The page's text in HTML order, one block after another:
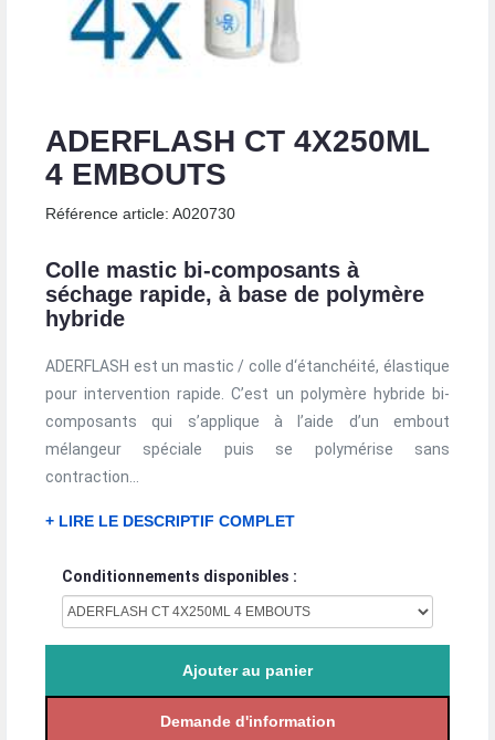
ADERFLASH CT 4X250ML
4 EMBOUTS
Référence article: A020730
Colle mastic bi-composants à
séchage rapide, à base de polymère
hybride
ADERFLASH est un mastic / colle d‘étanchéité, élastique
pour intervention rapide. C’est un polymère hybride bi-
composants qui s’applique à l’aide d’un embout
mélangeur spéciale puis se polymérise sans
contraction...
+ LIRE LE DESCRIPTIF COMPLET
Conditionnements disponibles :